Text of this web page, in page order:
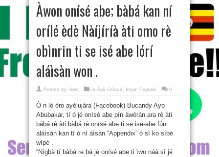
Àwon onísé abe; bàbá kan ní
orílé èdè Nàíjíríà àti omo rè
obìnrin ti se isé abe lórí
aláìsàn won .
Posted by: Awo in Àṣà Oòduà Iroyin Pajawiri 0
Ò n lò èro ayélujára (Facebook) Bucandy Ayo
Abubakar, tí ó jé onísé abe pín àwòrán ara rè àti
bàbá rè àti bàbá rè onísé abe ti se isé-abe fún
aláìsàn kan tí ó ní àìsàn “Appendix” ó sì ko síbè
wípé .
“Nígbà tí bàbá re bá jé onísé abe ti ìwo náà sì jé